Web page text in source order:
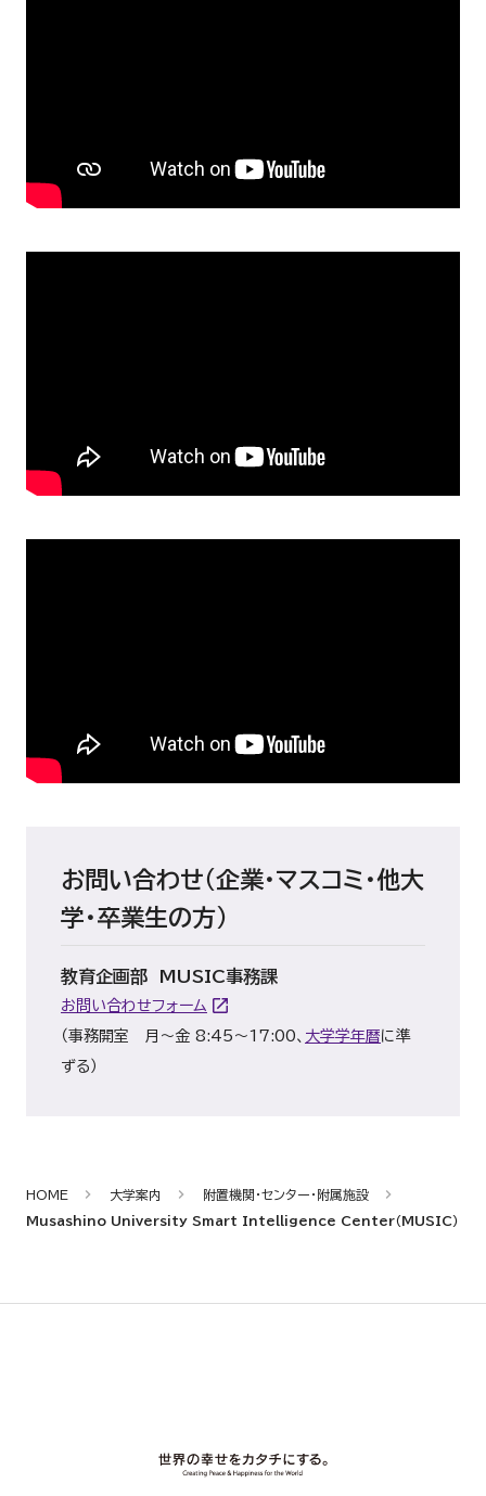
お問い合わせ（企業・マスコミ・他大
学・卒業生の方）
教育企画部 MUSIC事務課
お問い合わせフォーム
（事務開室 月～金 8:45～17:00、 大学学年暦に準
ずる）
HOME 大学案内
附置機関・センター・附属施設
Musashino University Smart Intelligence Center（MUSIC）